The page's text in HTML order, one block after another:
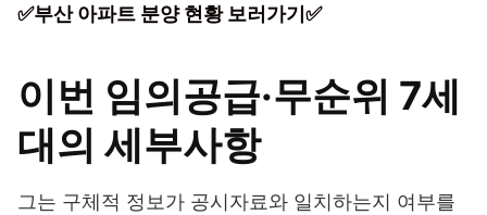
✅부산 아파트 분양 현황 보러가기✅
이번 임의공급·무순위 7세
대의 세부사항
그는 구체적 정보가 공시자료와 일치하는지 여부를